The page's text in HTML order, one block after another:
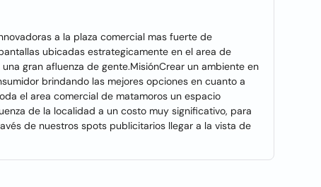
a la plaza comercial mas fuerte de
ubicadas estrategicamente en el area de
gran afluenza de gente.MisiónCrear un ambiente en
brindando las mejores opciones en cuanto a
el area comercial de matamoros un espacio
de la localidad a un costo muy significativo, para
de nuestros spots publicitarios llegar a la vista de